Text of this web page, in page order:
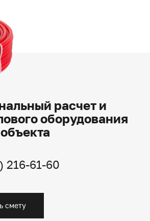
расчет и
оборудования
216-61-60
смету